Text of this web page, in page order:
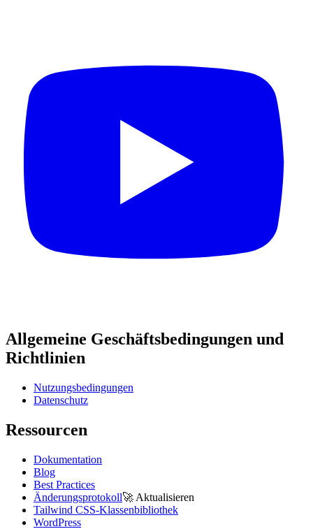
Allgemeine Geschäftsbedingungen und
Richtlinien
Nutzungsbedingungen
Datenschutz
Ressourcen
Dokumentation
Blog
Best Practices
Änderungsprotokoll🚀 Aktualisieren
Tailwind CSS-Klassenbibliothek
WordPress